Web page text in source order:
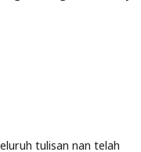
tulisan nan telah